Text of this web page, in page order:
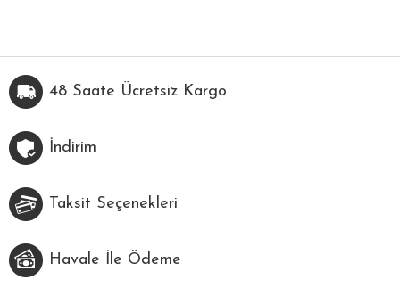
48 Saate Ücretsiz Kargo
İndirim
Taksit Seçenekleri
Havale İle Ödeme